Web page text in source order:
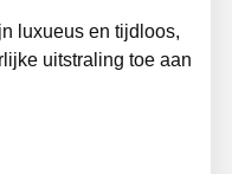
luxueus en tijdloos,
uitstraling toe aan